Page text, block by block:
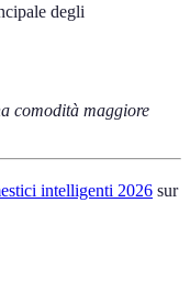
degli
comodità maggiore
intelligenti 2026 sur